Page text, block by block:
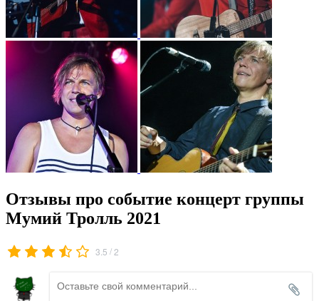
Отзывы про событие концерт группы
Мумий Тролль 2021
3.5 /2